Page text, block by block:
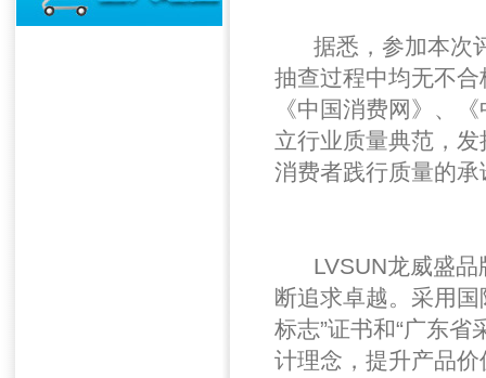
据悉，参加本次评
抽查过程中均无不
《中国消费网》、
立行业质量典范，
消费者践行质量的承
LVSUN龙威盛品
断追求卓越。采用
标志”证书和“广东
计理念，提升产品